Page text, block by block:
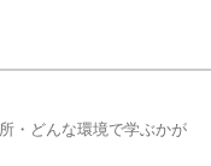
・どんな環境で学ぶかが